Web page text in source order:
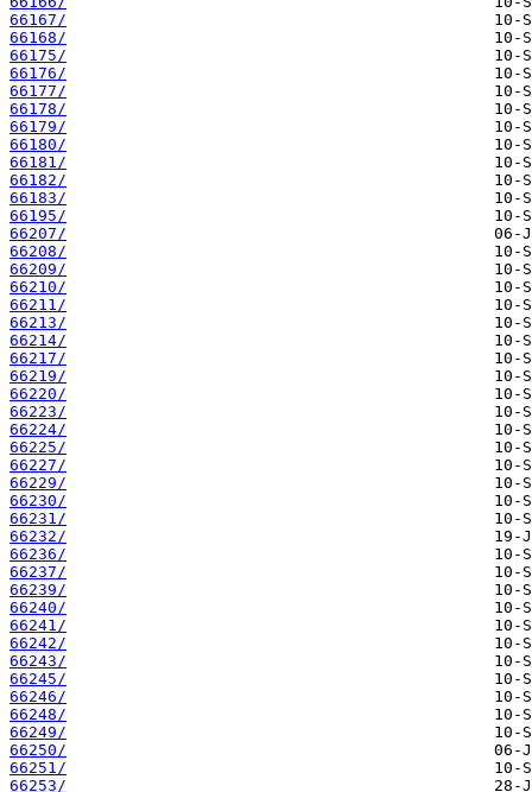
66167/
66168/
66175/
66176/
66177/
66178/
66179/
66180/
66181/
66182/
66183/
66195/
66207/
66208/
66209/
66210/
66211/
66213/
66214/
66217/
66219/
66220/
66223/
66224/
66225/
66227/
66229/
66230/
66231/
66232/
66236/
66237/
66239/
66240/
66241/
66242/
66243/
66245/
66246/
66248/
66249/
66250/
66251/
66253/